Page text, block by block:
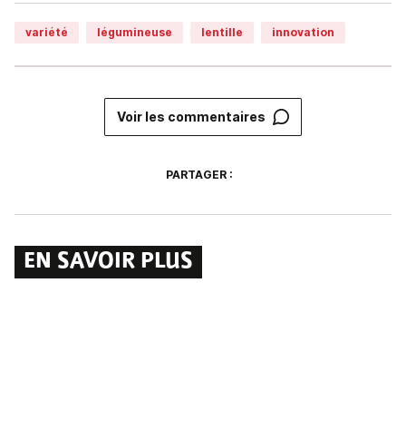
variété légumineuse lentille innovation
Voir les commentaires
PARTAGER :
EN SAVOIR PLUS